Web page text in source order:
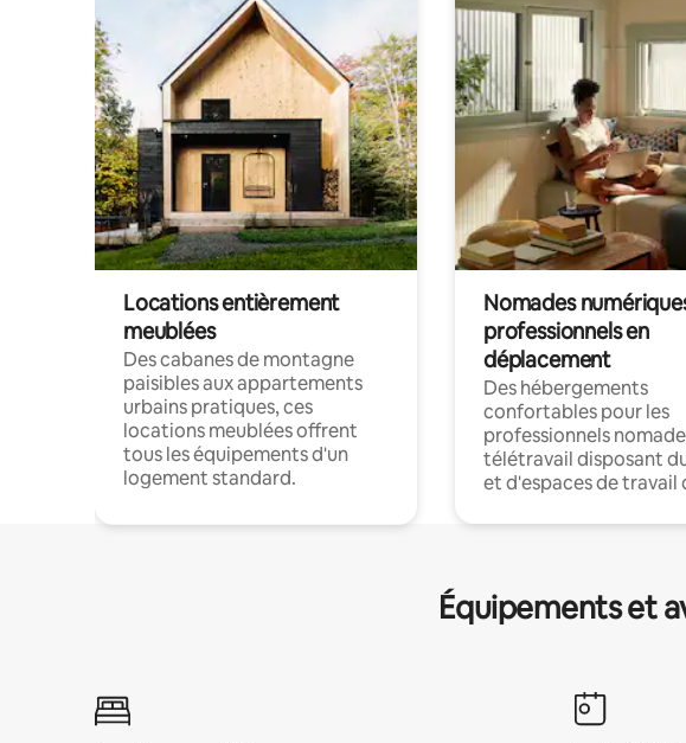
Locations entièrement
meublées
Des cabanes de montagne
paisibles aux appartements
urbains pratiques, ces
locations meublées offrent
tous les équipements d'un
logement standard.
Nomades
professionnels en
déplacement
Des hébergements
confortables pour les
professionnels
télétravail disposant
et d'espaces de travail
Équipements et